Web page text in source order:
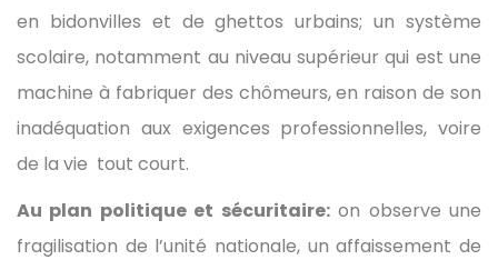
en bidonvilles et de ghettos urbains; un système
scolaire, notamment au niveau supérieur qui est une
machine à fabriquer des chômeurs, en raison de son
inadéquation aux exigences professionnelles, voire
de la vie tout court.
Au plan politique et sécuritaire:on observe une
fragilisation de l’unité nationale, un affaissement de